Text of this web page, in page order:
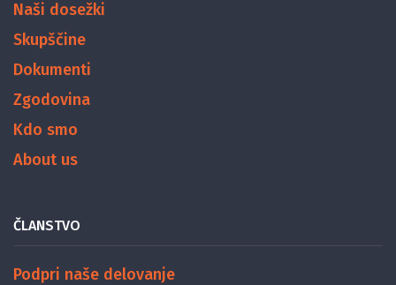
Naši dosežki
Skupščine
Dokumenti
Zgodovina
Kdo smo
About us
ČLANSTVO
Podpri naše delovanje